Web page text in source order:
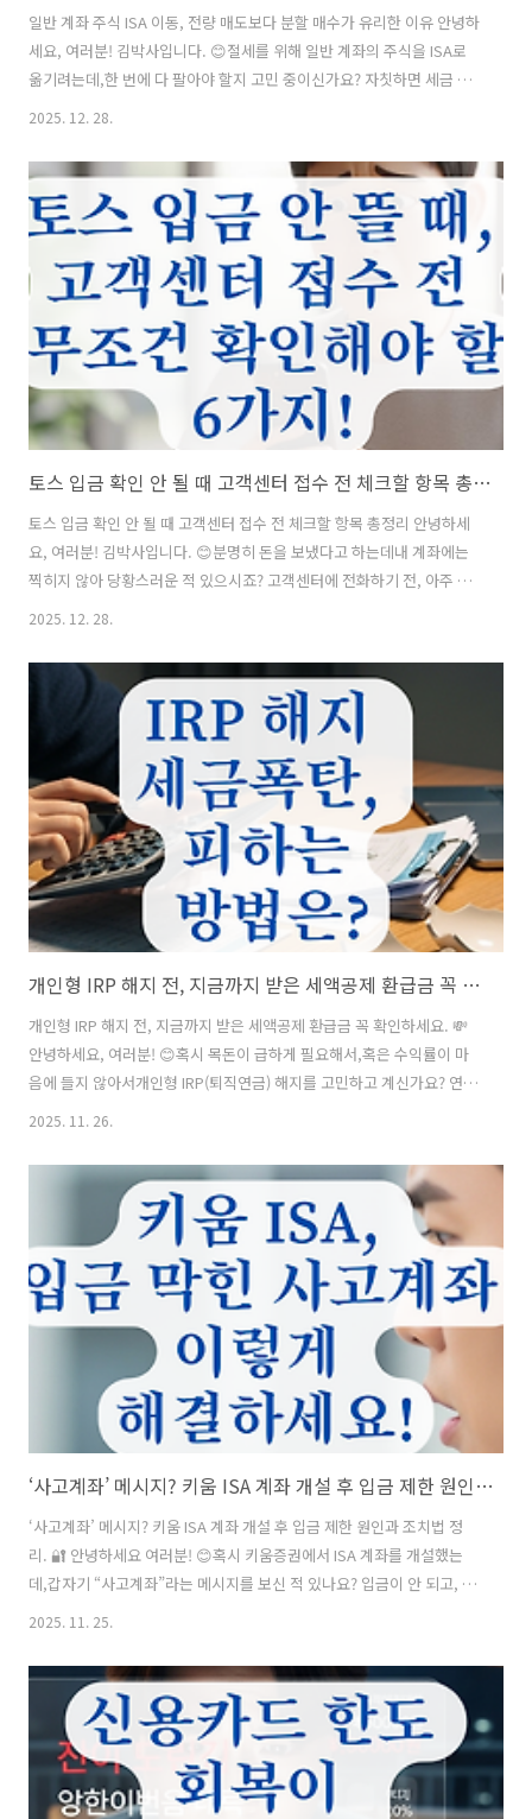
일반 계좌 주식 ISA 이동, 전량 매도보다 분할 매수가 유리한 이유 안녕하
세요, 여러분! 김박사입니다. 😊절세를 위해 일반 계좌의 주식을 ISA로
옮기려는데,한 번에 다 팔아야 할지 고민 중이신가요? 자칫하면 세금 혜
택보다 매매 손실이 더 커질 수 있으니,오늘 제가 알려드리는 전략을 꼭
도 시 발생하는 3가지 위험 요소 ⚠️분할 매수가 가져다주는 경제적 이점
💰성공적인 ISA 이동을 위한 5단계 가이드 🛠️ISA 계좌 이동 전 반드시 체
크할 세무 상식 📊자주 묻는 질문 (FAQ) ❓ 그럼 먼저, 왜 우리가 주식을
직접 옮기지 못하고 팔고 다시 사야 하는지 그 원리부터 알아볼까요?ISA
주식 이전의 현실적인 메커니즘 ⚙..
2025. 12. 28.
토스 입금 확인 안 될 때 고객센터 접수 전 체크할 항목 총정리
토스 입금 확인 안 될 때 고객센터 접수 전 체크할 항목 총정리 안녕하세
요, 여러분! 김박사입니다. 😊분명히 돈을 보냈다고 하는데내 계좌에는
찍히지 않아 당황스러운 적 있으시죠? 고객센터에 전화하기 전, 아주 간
단하게 스스로 확인해 볼 수 있는6가지 체크리스트를 정리해 드릴게요.
⏳지연 이체 및 지연 인출 제도 체크 🛡️특수 목적 계좌(가상/청약/적금) 입
금 제한 🏦보안 시스템(FDS) 및 사고 신고 계좌 여부 🔍오픈뱅킹 신규 등
록 및 한도 초과 확인 💳자주 묻는 질문 (FAQ) ❓ 그럼 먼저, 우리가 가장
흔히 겪는 은행 점검 시간 이슈부터 살펴볼까요?은행 점검 시간 및 시스
템 지연 확인 ⏳토스는 여러 은행망을 연결하..
2025. 12. 28.
개인형 IRP 해지 전, 지금까지 받은 세액공제 환급금 꼭 확인하세요.
개인형 IRP 해지 전, 지금까지 받은 세액공제 환급금 꼭 확인하세요. 💸
안녕하세요, 여러분! 😊혹시 목돈이 급하게 필요해서,혹은 수익률이 마
음에 들지 않아서개인형 IRP(퇴직연금) 해지를 고민하고 계신가요? 연말
정산 때 쏠쏠하게 세금을 아껴주던 효자 통장이지만,막상 중간에 깰 때는
하면 원금 손실까지 발생할 수 있는 IRP 중도 해지!오늘은 손해를 최소화
하기 위해 해지 전반드시 체크해야 할 사항들을 꼼꼼하게 정리해 드릴게
요. 📋 목차IRP 중도 해지 시 발생하는 세금 패널티 📉세액공제 받은 금
액 vs 안 받은 금액 구분하기 🧐부득이한 사유로 인한 인출 시 절세 팁 💡
해지 전 반드시 확인해야 할 '과세제외금액' ✅부분 인..
2025. 11. 26.
‘사고계좌’ 메시지? 키움 ISA 계좌 개설 후 입금 제한 원인과 조치법 정리.
‘사고계좌’ 메시지? 키움 ISA 계좌 개설 후 입금 제한 원인과 조치법 정
리. 🔐 안녕하세요 여러분! 😊혹시 키움증권에서 ISA 계좌를 개설했는
데,갑자기 “사고계좌”라는 메시지를 보신 적 있나요? 입금이 안 되고, 계
좌도 멀쩡히 열렸는데 거래가 막혀버린 상황이라면 정말 당황스럽죠.특
종종 발생한답니다. 오늘은 그런 여러분들을 위해, 왜 이런 메시지가 뜨
는지, 어떤 경우에 입금이 제한되는지, 해결 방법은 무엇인지를 현실적으
로 정리해드릴게요! 이 글만 보셔도 불필요한 고객센터 통화 없이스스로
해결할 수 있게 도와드릴게요. 🔧 📋 목차 “사고계좌” 메시지의 의미는?
🤨 입금 제한이 걸리는 주요 원인 5가지 🚫키움 ISA 사고계좌..
2025. 11. 25.